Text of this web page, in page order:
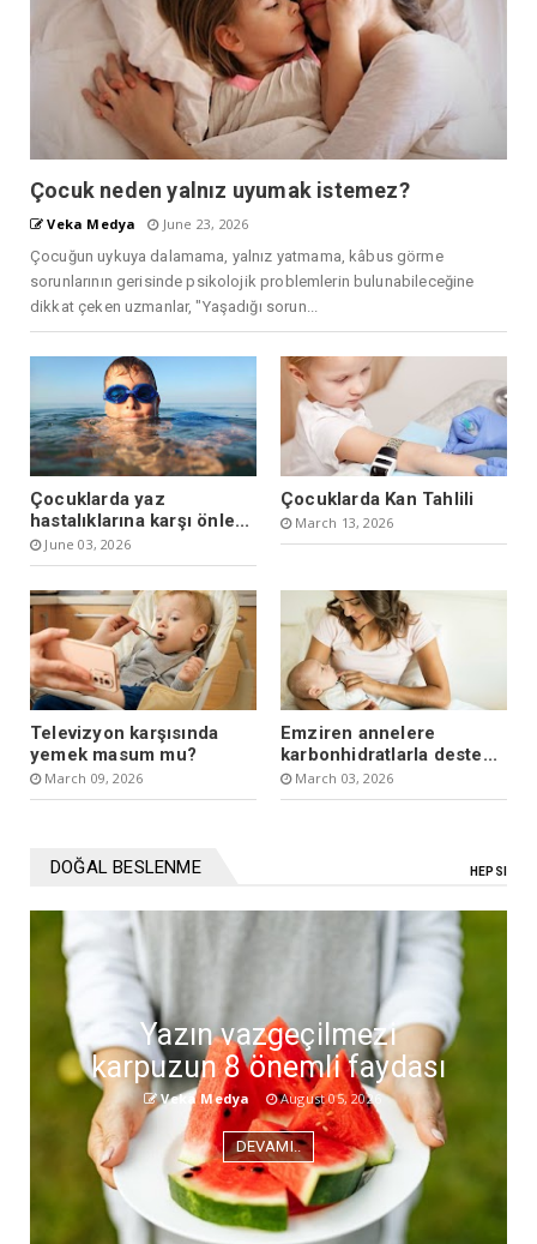
Çocuk neden yalnız uyumak istemez?
Veka Medya
June 23, 2026
Çocuğun uykuya dalamama, yalnız yatmama, kâbus görme
sorunlarının gerisinde psikolojik problemlerin bulunabileceğine
dikkat çeken uzmanlar, "Yaşadığı sorun...
Çocuklarda yaz
hastalıklarına karşı önle...
June 03, 2026
Çocuklarda Kan Tahlili
March 13, 2026
Televizyon karşısında
yemek masum mu?
March 09, 2026
Emziren annelere
karbonhidratlarla deste...
March 03, 2026
DOĞAL BESLENME HEPSI
Yazın vazgeçilmezi
karpuzun 8 önemli faydası
Veka Medya August 05, 2026
DEVAMI..